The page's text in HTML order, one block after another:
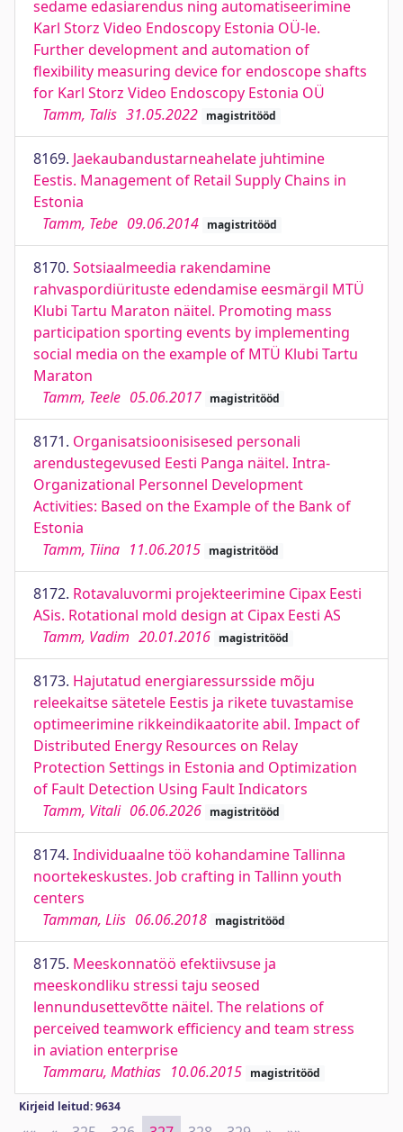
sedame edasiarendus ning automatiseerimine
Karl Storz Video Endoscopy Estonia OÜ-le.
Further development and automation of
flexibility measuring device for endoscope shafts
for Karl Storz Video Endoscopy Estonia OÜ
Tamm, Talis 31.05.2022 magistritööd
8169. Jaekaubandustarneahelate juhtimine
Eestis. Management of Retail Supply Chains in
Estonia
Tamm, Tebe 09.06.2014 magistritööd
8170. Sotsiaalmeedia rakendamine
rahvaspordiürituste edendamise eesmärgil MTÜ
Klubi Tartu Maraton näitel. Promoting mass
participation sporting events by implementing
social media on the example of MTÜ Klubi Tartu
Maraton
Tamm, Teele 05.06.2017 magistritööd
8171. Organisatsioonisisesed personali
arendustegevused Eesti Panga näitel. Intra-
Organizational Personnel Development
Activities: Based on the Example of the Bank of
Estonia
Tamm, Tiina 11.06.2015 magistritööd
8172. Rotavaluvormi projekteerimine Cipax Eesti
ASis. Rotational mold design at Cipax Eesti AS
Tamm, Vadim 20.01.2016 magistritööd
8173. Hajutatud energiaressursside mõju
releekaitse sätetele Eestis ja rikete tuvastamise
optimeerimine rikkeindikaatorite abil. Impact of
Distributed Energy Resources on Relay
Protection Settings in Estonia and Optimization
of Fault Detection Using Fault Indicators
Tamm, Vitali 06.06.2026 magistritööd
8174. Individuaalne töö kohandamine Tallinna
noortekeskustes. Job crafting in Tallinn youth
centers
Tamman, Liis 06.06.2018 magistritööd
8175. Meeskonnatöö efektiivsuse ja
meeskondliku stressi taju seosed
lennundusettevõtte näitel. The relations of
perceived teamwork efficiency and team stress
in aviation enterprise
Tammaru, Mathias 10.06.2015 magistritööd
Kirjeid leitud: 9634